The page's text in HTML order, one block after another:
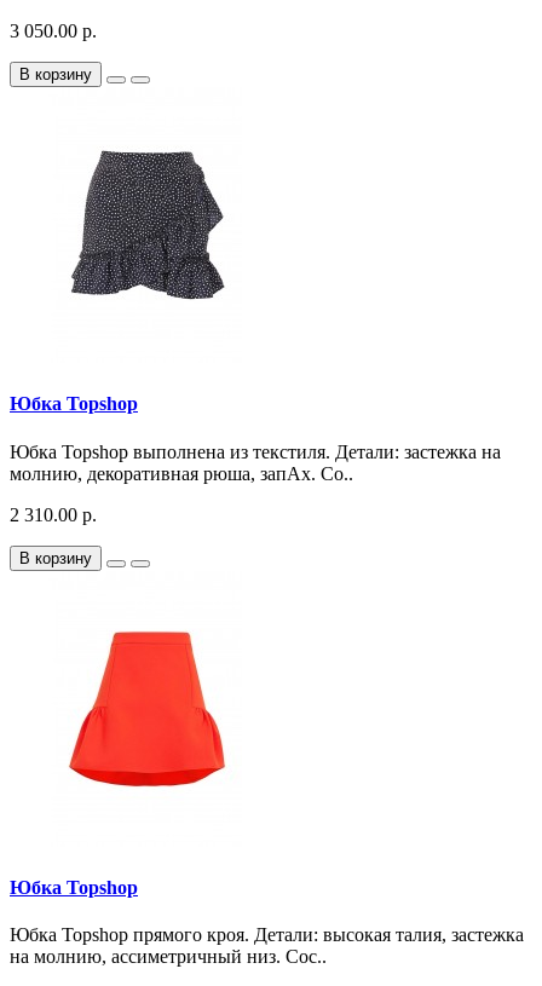
3 050.00 р.
В корзину
Юбка Topshop
Юбка Topshop выполнена из текстиля. Детали: застежка на
молнию, декоративная рюша, запАх. Со..
2 310.00 р.
В корзину
Юбка Topshop
Юбка Topshop прямого кроя. Детали: высокая талия, застежка
на молнию, ассиметричный низ. Сос..